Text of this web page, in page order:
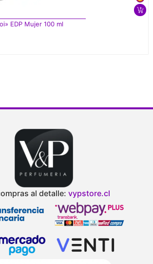
EDP Mujer 100 ml
al detalle: vypstore.cl